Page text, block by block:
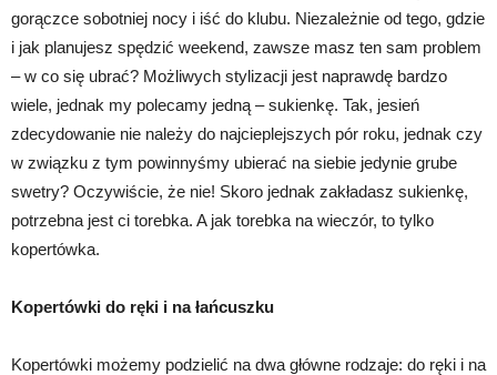
gorączce sobotniej nocy i iść do klubu. Niezależnie od tego, gdzie
i jak planujesz spędzić weekend, zawsze masz ten sam problem
– w co się ubrać? Możliwych stylizacji jest naprawdę bardzo
wiele, jednak my polecamy jedną – sukienkę. Tak, jesień
zdecydowanie nie należy do najcieplejszych pór roku, jednak czy
w związku z tym powinnyśmy ubierać na siebie jedynie grube
swetry? Oczywiście, że nie! Skoro jednak zakładasz sukienkę,
potrzebna jest ci torebka. A jak torebka na wieczór, to tylko
kopertówka.
Kopertówki do ręki i na łańcuszku
Kopertówki możemy podzielić na dwa główne rodzaje: do ręki i na